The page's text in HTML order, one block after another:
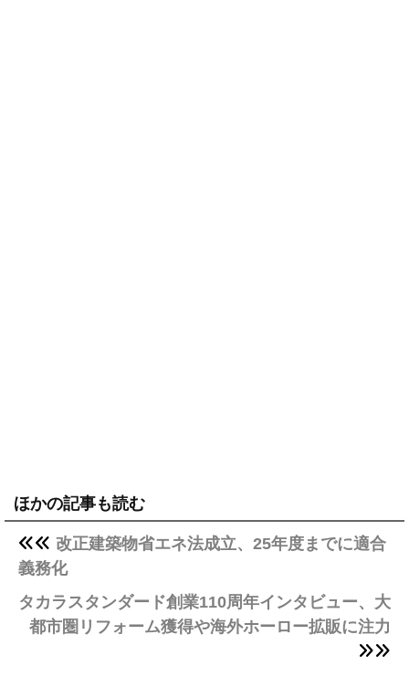
ほかの記事も読む
改正建築物省エネ法成立、25年度までに適合
義務化
タカラスタンダード創業110周年インタビュー、大
都市圏リフォーム獲得や海外ホーロー拡販に注力